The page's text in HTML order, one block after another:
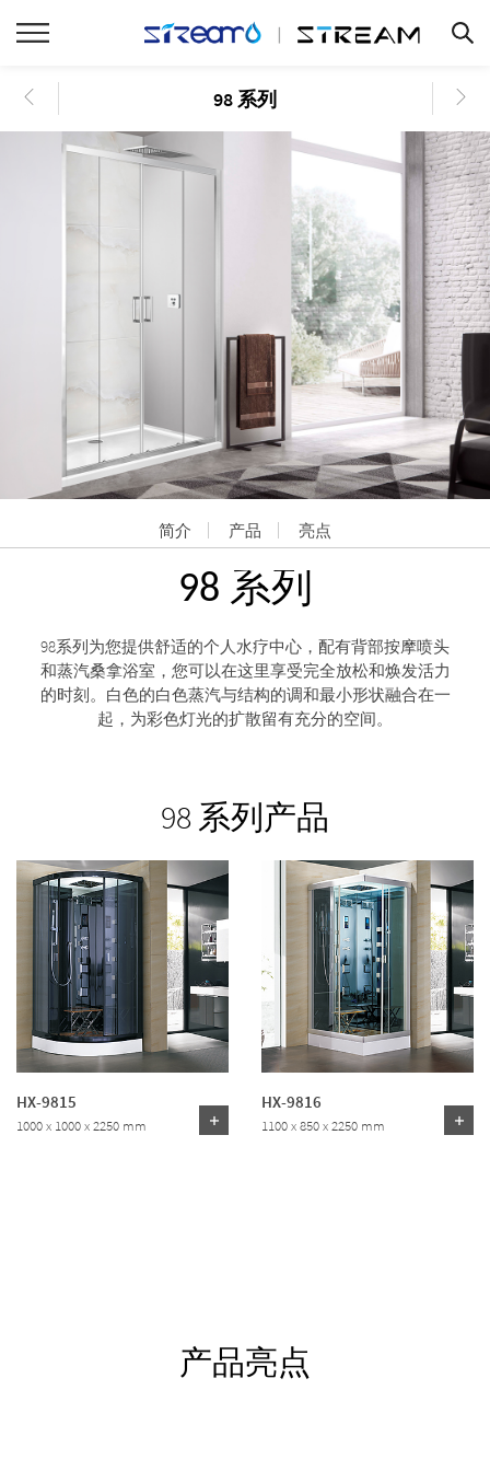
98 系列
简介 产品 亮点
98 系列
98系列为您提供舒适的个人水疗中心，配有背部按摩喷头
和蒸汽桑拿浴室，您可以在这里享受完全放松和焕发活力
的时刻。白色的白色蒸汽与结构的调和最小形状融合在一
起，为彩色灯光的扩散留有充分的空间。
98 系列产品
HX-9815
1000 x 1000 x 2250 mm
HX-9816
1100 x 850 x 2250 mm
产品亮点